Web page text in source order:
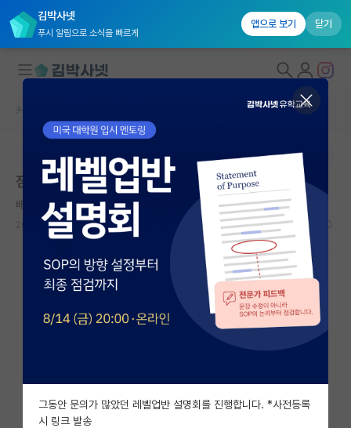
김박사넷
푸시 알림으로 소식을 빠르게
앱으로 보기 닫기
대학원생 모집
국내대학원 정보
연구실&오픈랩
커뮤니티
커뮤니티 홈
전체글보기
베스트 게시판
자유 게시판(아무개랩)
미국 유학 게시판
커뮤니티 홈
본문이 수정되지 않는 박제글입니다.
점점 성장이 사실은 둔화될 때
배고픈 그레고어 멘델
2025.01.23 10 2140
그동안 문의가 많았던 레벨업반 설명회를 진행합니다. *사전등록
시 링크 발송